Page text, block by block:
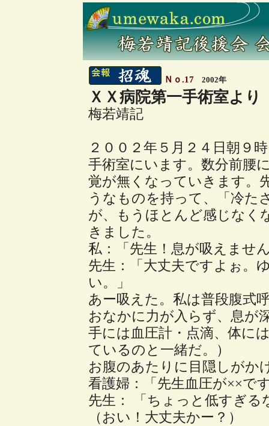
Ｎｏ.17 2002年
ＸＸ病院第一手術室より
梅若靖記
２００２年５月２４日朝９
手術室にいます。数分前腰
覚が無くなっていきます。
うなものを持って、「冷た
が、もうほとんど感じなく
きました。
私：「先生！息が吸えませ
先生：「大丈夫ですよぉ。
い。」
あー吸えた。私は普段腹式
おなかに力が入らず、息が
手には血圧計・点滴、体に
ているのと一緒だ。）
お腹のあたりに目隠しがか
看護婦：「先生血圧が××で
先生： 「ちょっと低すぎ
（おい！大丈夫かー？）